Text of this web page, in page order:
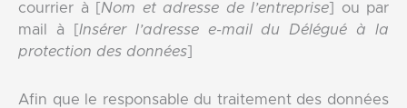
courrier à [ Nom et adresse de l’entreprise ] ou par
mail à [ Insérer l’adresse e-mail du Délégué à la
protection des données
Afin que le responsable du traitement des données